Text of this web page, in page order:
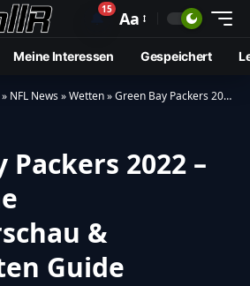
🔔15 Aa
Meine Interessen Gespeichert
» NFL News»Wetten»Green Bay Packers 2022 – Eine kleine Saisonvorschau & Sportwetten Guide
Packers 2022 –
&
Guide